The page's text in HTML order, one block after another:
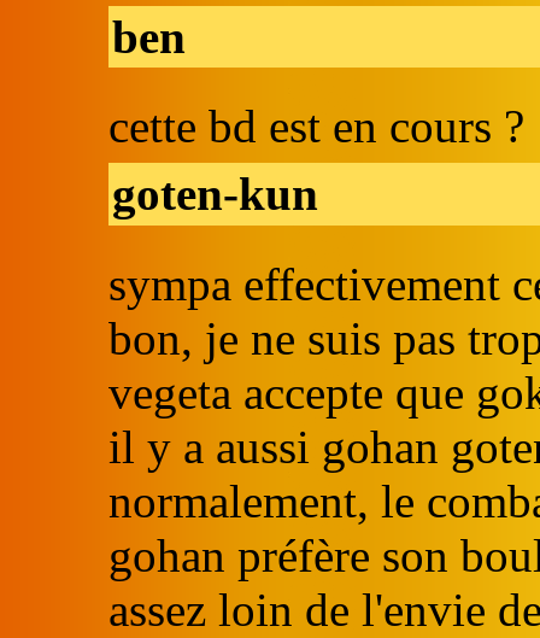
ben
cette bd est en cours ?
goten-kun
sympa effectivement
bon, je ne suis pas
vegeta accepte que
il y a aussi gohan
normalement, le
gohan préfère son
assez loin de l'envie